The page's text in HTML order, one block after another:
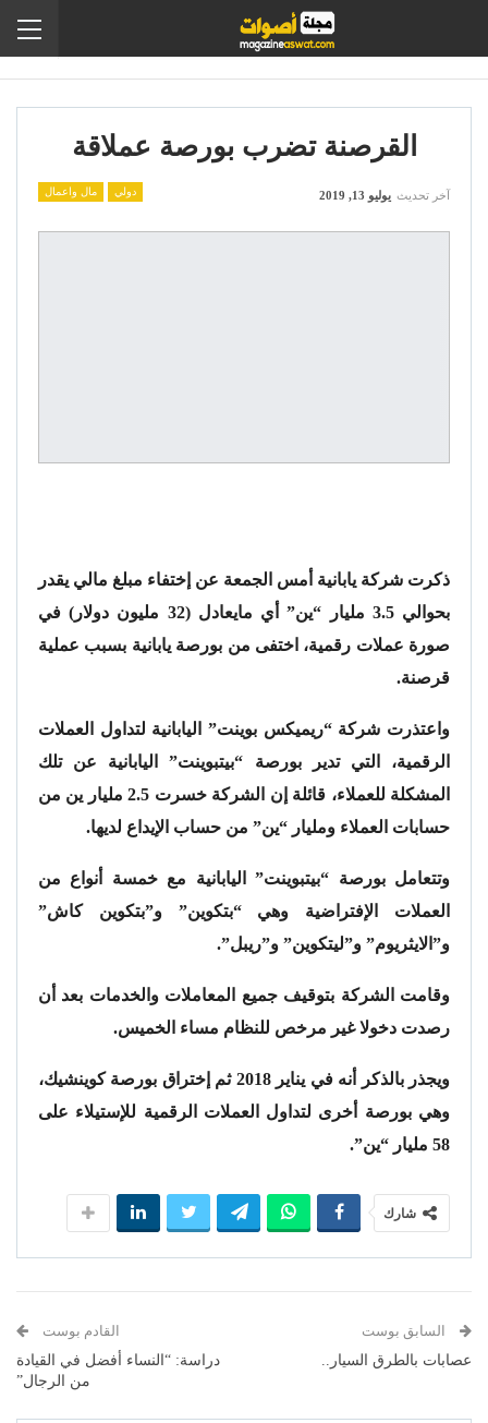
القرصنة تضرب بورصة عملاقة
دولي مال واعمال آخر تحديث يوليو 13, 2019
ذكرت شركة يابانية أمس الجمعة عن إختفاء مبلغ مالي يقدر
بحوالي 3.5 مليار “ين” أي مايعادل (32 مليون دولار) في
صورة عملات رقمية، اختفى من بورصة يابانية بسبب عملية
قرصنة.
واعتذرت شركة “ريميكس بوينت” اليابانية لتداول العملات
الرقمية، التي تدير بورصة “بيتبوينت” اليابانية عن تلك
المشكلة للعملاء، قائلة إن الشركة خسرت 2.5 مليار ين من
حسابات العملاء ومليار “ين” من حساب الإيداع لديها.
وتتعامل بورصة “بيتبوينت” اليابانية مع خمسة أنواع من
العملات الإفتراضية وهي “بتكوين” و”بتكوين كاش”
و”الايثريوم” و”ليتكوين” و”ريبل”.
وقامت الشركة بتوقيف جميع المعاملات والخدمات بعد أن
رصدت دخولا غير مرخص للنظام مساء الخميس.
ويجذر بالذكر أنه في يناير 2018 ثم إختراق بورصة كوينشيك،
وهي بورصة أخرى لتداول العملات الرقمية للإستيلاء على
58 مليار “ين”.
شارك
السابق بوست
عصابات بالطرق السيار..
القادم بوست
دراسة: “النساء أفضل في القيادة
من الرجال”